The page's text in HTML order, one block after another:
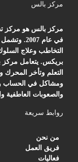
مركز بالس
مركز بالس هو مركز
في عام
التخاطب وعلاج
بريكس. يتعامل مركز
التعلم وتأخر
ومشاكل في الحساب
والصعوبات العاطفية
روابط سريعة
من نحن
فريق العمل
فعاليات